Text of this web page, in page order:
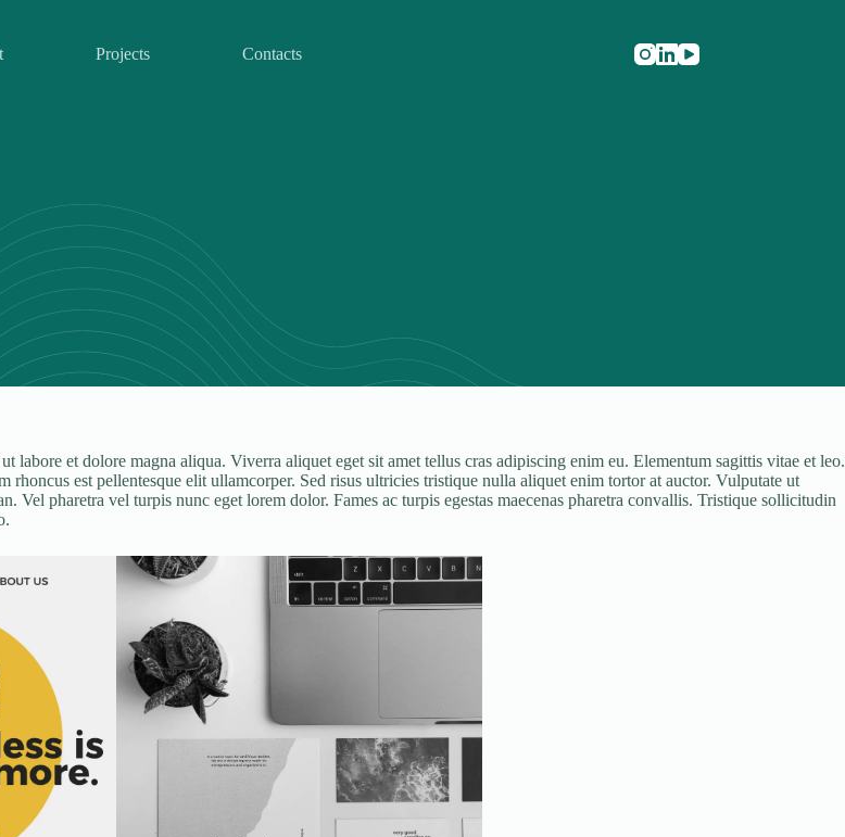
Projects Contacts
et dolore magna aliqua. Viverra aliquet eget sit amet tellus cras adipiscing enim eu. Elementum sagittis vitae et leo.
rhoncus est pellentesque elit ullamcorper. Sed risus ultricies tristique nulla aliquet enim tortor at auctor. Vulputate ut
Vel pharetra vel turpis nunc eget lorem dolor. Fames ac turpis egestas maecenas pharetra convallis. Tristique sollicitudin